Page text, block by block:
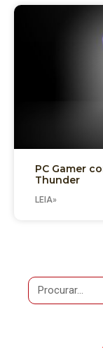
PC Gamer
Thunder
LEIA»